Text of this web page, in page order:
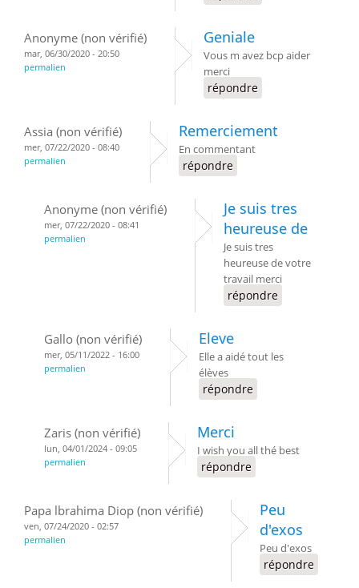
Anonyme (non vérifié)
mar, 06/30/2020 - 20:50
permalien
Geniale
Vous m avez bcp aider
merci
répondre
Assia (non vérifié)
mer, 07/22/2020 - 08:40
permalien
Remerciement
En commentant
répondre
Anonyme (non vérifié)
mer, 07/22/2020 - 08:41
permalien
Je suis tres
heureuse de
Je suis tres
heureuse de votre
travail merci
répondre
Gallo (non vérifié)
mer, 05/11/2022 - 16:00
permalien
Eleve
Elle a aidé tout les
élèves
répondre
Zaris (non vérifié)
lun, 04/01/2024 - 09:05
permalien
Merci
I wish you all thé best
répondre
Papa lbrahima Diop (non vérifié)
ven, 07/24/2020 - 02:57
permalien
Peu
d'exos
Peu d'exos
répondre